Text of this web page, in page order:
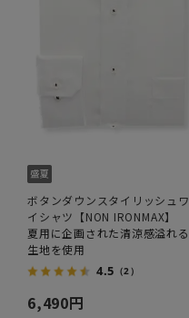
ボタンダウンスタイリッシュワ
イシャツ【NON IRONMAX】
夏用に企画された清涼感溢れる
生地を使用
4.5 （2）
6,490円